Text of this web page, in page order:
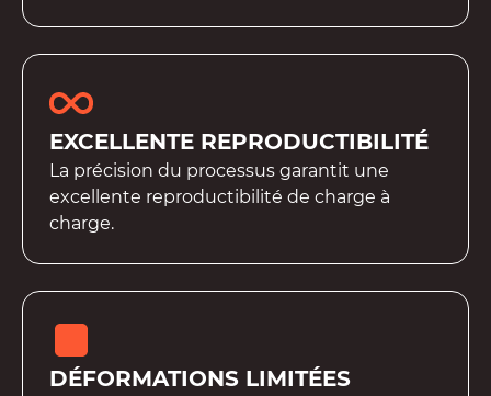
EXCELLENTE REPRODUCTIBILITÉ
La précision du processus garantit une
excellente reproductibilité de charge à
charge.
DÉFORMATIONS LIMITÉES